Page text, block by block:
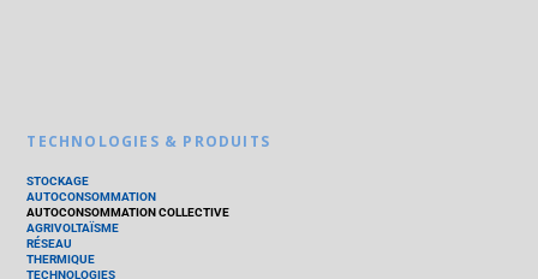
TECHNOLOGIES & PRODUITS
STOCKAGE
AUTOCONSOMMATION
AUTOCONSOMMATION COLLECTIVE
AGRIVOLTAÏSME
RÉSEAU
THERMIQUE
TECHNOLOGIES